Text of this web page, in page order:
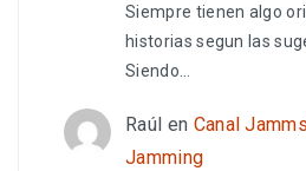
Siempre tienen algo
historias segun las
Siendo…
Raúl en Canal
Jamming